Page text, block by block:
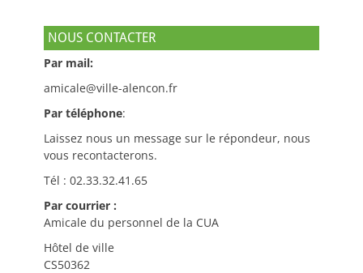
NOUS CONTACTER
Par mail:
amicale@ville-alencon.fr
Par téléphone:
Laissez nous un message sur le répondeur, nous
vous recontacterons.
Tél : 02.33.32.41.65
Par courrier :
Amicale du personnel de la CUA
Hôtel de ville
CS50362